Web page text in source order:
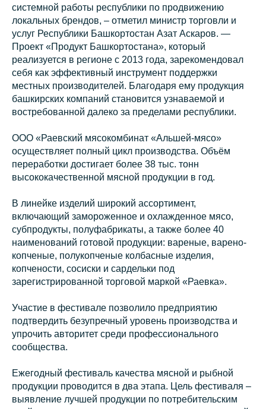
системной работы республики по продвижению
локальных брендов, – отметил министр торговли и
услуг Республики Башкортостан Азат Аскаров. —
Проект «Продукт Башкортостана», который
реализуется в регионе с 2013 года, зарекомендовал
себя как эффективный инструмент поддержки
местных производителей. Благодаря ему продукция
башкирских компаний становится узнаваемой и
востребованной далеко за пределами республики.
ООО «Раевский мясокомбинат «Альшей-мясо»
осуществляет полный цикл производства. Объём
переработки достигает более 38 тыс. тонн
высококачественной мясной продукции в год.
В линейке изделий широкий ассортимент,
включающий замороженное и охлажденное мясо,
субпродукты, полуфабрикаты, а также более 40
наименований готовой продукции: вареные, варено-
копченые, полукопченые колбасные изделия,
копчености, сосиски и сардельки под
зарегистрированной торговой маркой «Раевка».
Участие в фестивале позволило предприятию
подтвердить безупречный уровень производства и
упрочить авторитет среди профессионального
сообщества.
Ежегодный фестиваль качества мясной и рыбной
продукции проводится в два этапа. Цель фестиваля –
выявление лучшей продукции по потребительским